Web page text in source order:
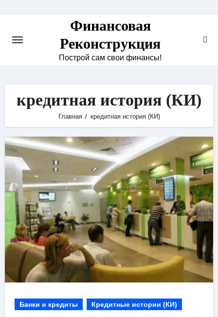
Финансовая
Реконструкция
Построй сам свои финансы!
кредитная история (КИ)
Главная кредитная история (КИ)
Банки и кредиты Кредитные истории (КИ)